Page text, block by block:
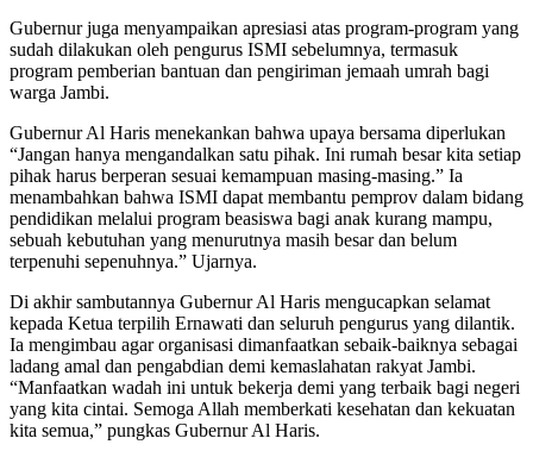
Gubernur juga menyampaikan apresiasi atas program-program yang
sudah dilakukan oleh pengurus ISMI sebelumnya, termasuk
program pemberian bantuan dan pengiriman jemaah umrah bagi
warga Jambi.
Gubernur Al Haris menekankan bahwa upaya bersama diperlukan
“Jangan hanya mengandalkan satu pihak. Ini rumah besar kita setiap
pihak harus berperan sesuai kemampuan masing-masing.” Ia
menambahkan bahwa ISMI dapat membantu pemprov dalam bidang
pendidikan melalui program beasiswa bagi anak kurang mampu,
sebuah kebutuhan yang menurutnya masih besar dan belum
terpenuhi sepenuhnya.” Ujarnya.
Di akhir sambutannya Gubernur Al Haris mengucapkan selamat
kepada Ketua terpilih Ernawati dan seluruh pengurus yang dilantik.
Ia mengimbau agar organisasi dimanfaatkan sebaik-baiknya sebagai
ladang amal dan pengabdian demi kemaslahatan rakyat Jambi.
“Manfaatkan wadah ini untuk bekerja demi yang terbaik bagi negeri
yang kita cintai. Semoga Allah memberkati kesehatan dan kekuatan
kita semua,” pungkas Gubernur Al Haris.